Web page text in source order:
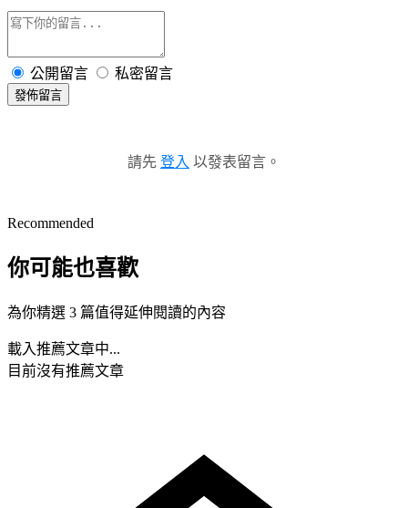
公開留言 私密留言
發佈留言
請先 登入 以發表留言。
Recommended
你可能也喜歡
為你精選 3 篇值得延伸閱讀的內容
載入推薦文章中...
目前沒有推薦文章